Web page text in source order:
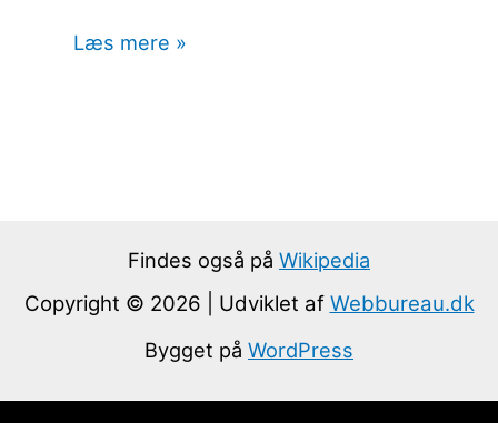
Læs mere »
Findes også på Wikipedia
Copyright © 2026 | Udviklet af Webbureau.dk
Bygget på WordPress